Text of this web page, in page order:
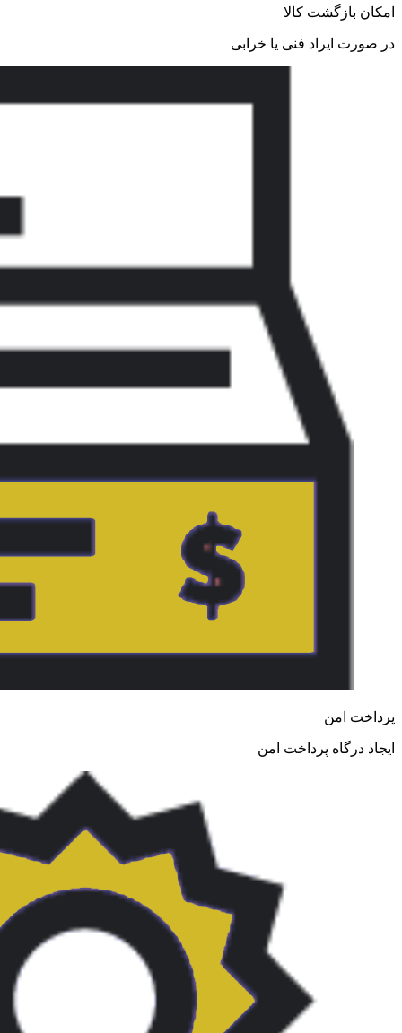
امکان بازگشت کالا
در صورت ایراد فنی یا خرابی
پرداخت امن
ایجاد درگاه پرداخت امن